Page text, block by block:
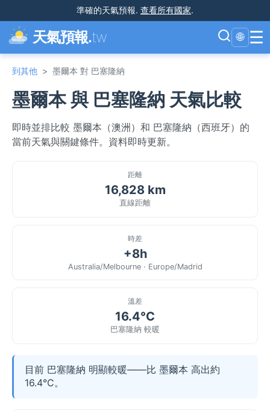
準確的天氣預報. 查看所有國家.
天氣預報.tw 🌐 ☰
到其他 > 墨爾本 對 巴塞隆納
墨爾本 與 巴塞隆納 天氣比較
即時並排比較 墨爾本（澳洲）和 巴塞隆納（西班牙）的
當前天氣與關鍵條件。資料即時更新。
距離
16,828 km
直線距離
時差
+8h
Australia/Melbourne · Europe/Madrid
溫差
16.4°C
巴塞隆納 較暖
目前 巴塞隆納 明顯較暖——比 墨爾本 高出約
16.4°C。